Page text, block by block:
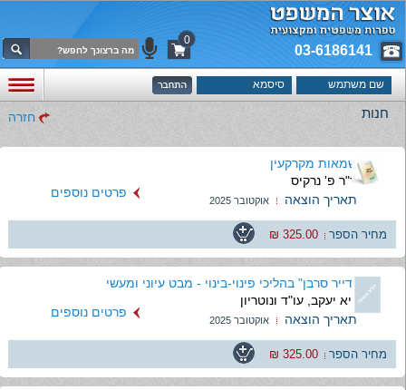
03-6186141
0
חנות חזרה
שמאות מקרקעין
ד"ר פ' נרקיס
תאריך הוצאה
אוקטובר 2025
פרטים נוספים
מחיר הספר 325.00 ₪
"דייר סרבן" בהליכי פינוי-בינוי - מבט עיוני ומעשי
גיא יעקב, עו"ד ונוטריון
תאריך הוצאה
אוקטובר 2025
פרטים נוספים
מחיר הספר 325.00 ₪